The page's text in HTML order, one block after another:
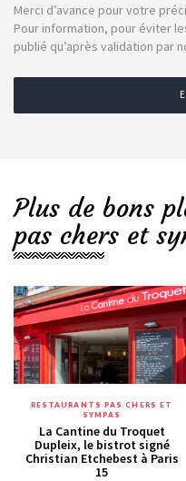
Merci d’avance pour votre
Pour information, pour éviter
publié qu’après validation par
Plus de bons
pas chers et
RESTAURANTS PAS CHERS ET
SYMPAS
La Cantine du Troquet
Dupleix, le bistrot signé
Christian Etchebest à Paris
15